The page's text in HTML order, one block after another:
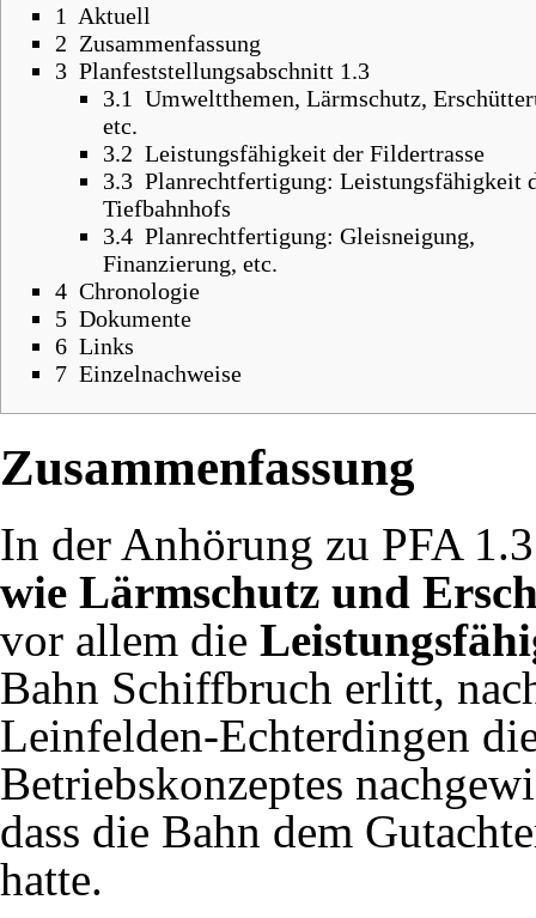
1
Aktuell
2 Zusammenfassung
3 Planfeststellungsabschnitt 1.3
3.1 Umweltthemen, Lärmschutz,
etc.
3.2 Leistungsfähigkeit der Fildertrasse
3.3 Planrechtfertigung: Leistungsfähigkeit
Tiefbahnhofs
3.4 Planrechtfertigung: Gleisneigung,
Finanzierung, etc.
4 Chronologie
5 Dokumente
6 Links
7 Einzelnachweise
Zusammenfassung
In der Anhörung zu PFA
wie Lärmschutz und
vor allem die
Bahn Schiffbruch erlitt,
Leinfelden-Echterdingen
Betriebskonzeptes
dass die Bahn dem
hatte.